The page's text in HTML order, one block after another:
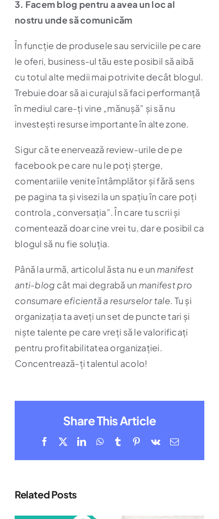
3. Facem blog pentru a avea un loc al
nostru unde să comunicăm
În funcție de produsele sau serviciile pe care
le oferi, business-ul tău este posibil să aibă
cu totul alte medii mai potrivite decât blogul.
Trebuie doar să ai curajul să faci performanță
în mediul care-ți vine „mănușă” și să nu
investești resurse importante în alte zone.
Sigur că te enervează review-urile de pe
facebook pe care nu le poți șterge,
comentariile venite întâmplător și fără sens
pe pagina ta și visezi la un spațiu în care poți
controla „conversația”. În care tu scrii și
comentează doar cine vrei tu, dar e posibil ca
blogul să nu fie soluția.
Până la urmă, articolul ăsta nu e un manifest
anti-blog cât mai degrabă un manifest pro
consumare eficientă a resurselor tale. Tu și
organizația ta aveți un set de puncte tari și
niște talente pe care vreți să le valorificați
pentru profitabilitatea organizației.
Concentrează-ți talentul acolo!
Share This Article
Facebook LinkedInWhatsApp
TumblrPinterest
Vk Email
Related Posts